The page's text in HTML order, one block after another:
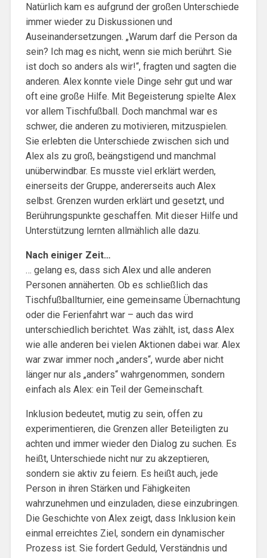
Natürlich kam es aufgrund der großen Unterschiede
immer wieder zu Diskussionen und
Auseinandersetzungen. „Warum darf die Person da
sein? Ich mag es nicht, wenn sie mich berührt. Sie
ist doch so anders als wir!“, fragten und sagten die
anderen. Alex konnte viele Dinge sehr gut und war
oft eine große Hilfe. Mit Begeisterung spielte Alex
vor allem Tischfußball. Doch manchmal war es
schwer, die anderen zu motivieren, mitzuspielen.
Sie erlebten die Unterschiede zwischen sich und
Alex als zu groß, beängstigend und manchmal
unüberwindbar. Es musste viel erklärt werden,
einerseits der Gruppe, andererseits auch Alex
selbst. Grenzen wurden erklärt und gesetzt, und
Berührungspunkte geschaffen. Mit dieser Hilfe und
Unterstützung lernten allmählich alle dazu.
Nach einiger Zeit…
… gelang es, dass sich Alex und alle anderen
Personen annäherten. Ob es schließlich das
Tischfußballturnier, eine gemeinsame Übernachtung
oder die Ferienfahrt war – auch das wird
unterschiedlich berichtet. Was zählt, ist, dass Alex
wie alle anderen bei vielen Aktionen dabei war. Alex
war zwar immer noch „anders“, wurde aber nicht
länger nur als „anders“ wahrgenommen, sondern
einfach als Alex: ein Teil der Gemeinschaft.
Inklusion bedeutet, mutig zu sein, offen zu
experimentieren, die Grenzen aller Beteiligten zu
achten und immer wieder den Dialog zu suchen. Es
heißt, Unterschiede nicht nur zu akzeptieren,
sondern sie aktiv zu feiern. Es heißt auch, jede
Person in ihren Stärken und Fähigkeiten
wahrzunehmen und einzuladen, diese einzubringen.
Die Geschichte von Alex zeigt, dass Inklusion kein
einmal erreichtes Ziel, sondern ein dynamischer
Prozess ist. Sie fordert Geduld, Verständnis und